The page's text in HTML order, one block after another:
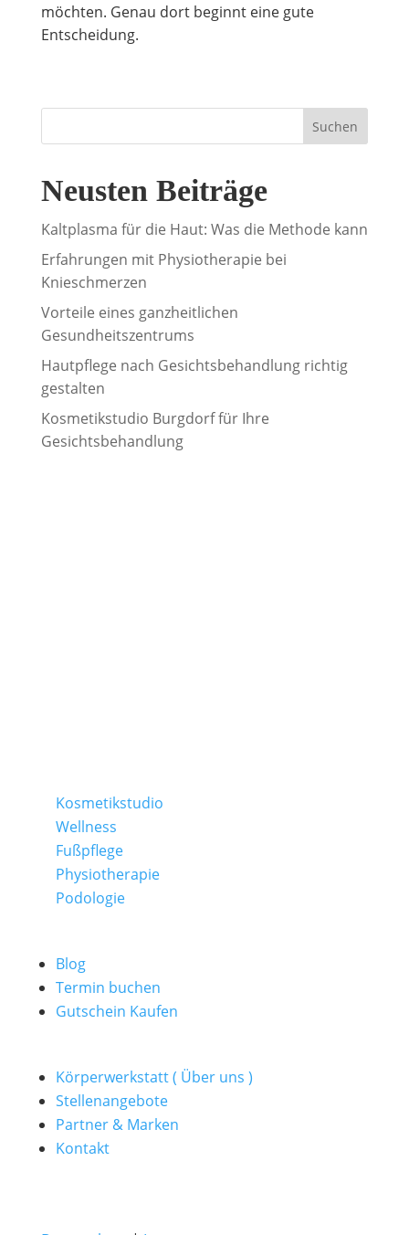
möchten. Genau dort beginnt eine gute
Entscheidung.
Suchen
Neusten Beiträge
Kaltplasma für die Haut: Was die Methode kann
Erfahrungen mit Physiotherapie bei
Knieschmerzen
Vorteile eines ganzheitlichen
Gesundheitszentrums
Hautpflege nach Gesichtsbehandlung richtig
gestalten
Kosmetikstudio Burgdorf für Ihre
Gesichtsbehandlung
Kosmetikstudio
Wellness
Fußpflege
Physiotherapie
Podologie
Blog
Termin buchen
Gutschein Kaufen
Körperwerkstatt ( Über uns )
Stellenangebote
Partner & Marken
Kontakt